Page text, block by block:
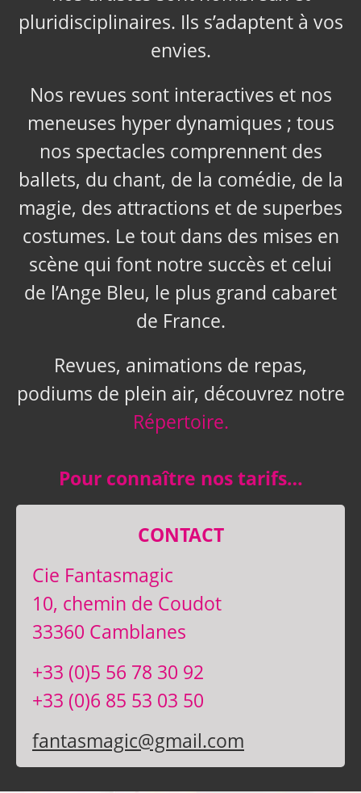
pluridisciplinaires. Ils s’adaptent à vos
envies.
Nos revues sont interactives et nos
meneuses hyper dynamiques ; tous
nos spectacles comprennent des
ballets, du chant, de la comédie, de la
magie, des attractions et de superbes
costumes. Le tout dans des mises en
scène qui font notre succès et celui
de l’Ange Bleu, le plus grand cabaret
de France.
Revues, animations de repas,
podiums de plein air, découvrez notre
Répertoire.
Pour connaître nos tarifs…
CONTACT
Cie Fantasmagic
10, chemin de Coudot
33360 Camblanes
+33 (0)5 56 78 30 92
+33 (0)6 85 53 03 50
fantasmagic@gmail.com